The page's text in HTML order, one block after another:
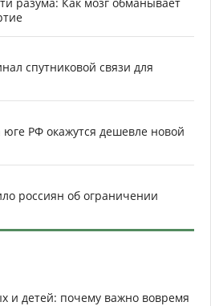
спутниковой связи для
РФ окажутся дешевле новой
россиян об ограничении
и детей: почему важно вовремя